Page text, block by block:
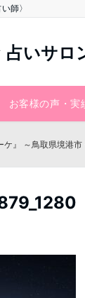
師〉
いサロ
お客様の声・実
』 ～鳥取県境港市